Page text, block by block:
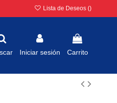
Lista de Deseos ()
Iniciar sesión Carrito